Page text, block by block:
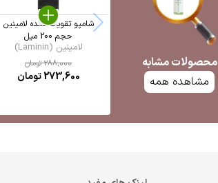
محصولات مشابه
مشاهده همه
شامپو تقویت کننده لامینین
حجم 200 میل
لامینین (Laminin)
288,000تومان
273,600تومان